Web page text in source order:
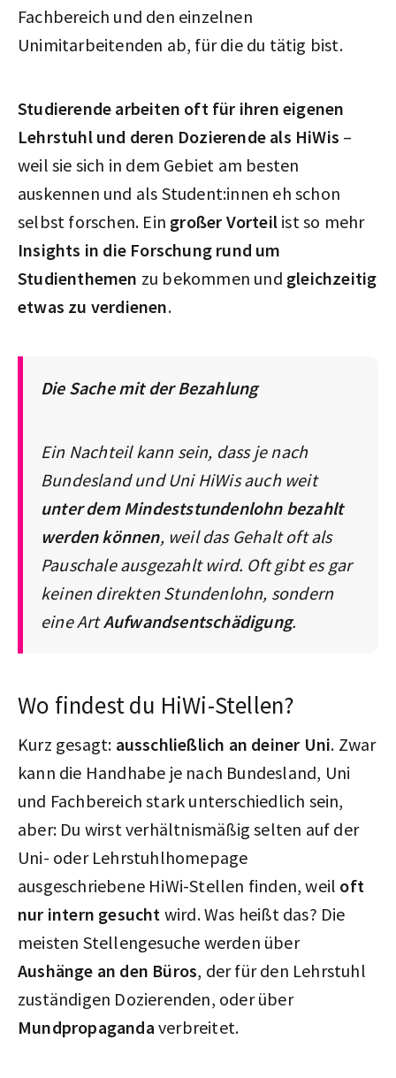
Fachbereich und den einzelnen
Unimitarbeitenden ab, für die du tätig bist.
Studierende arbeiten oft für ihren eigenen
Lehrstuhl und deren Dozierende als HiWis –
weil sie sich in dem Gebiet am besten
auskennen und als Student:innen eh schon
selbst forschen. Ein großer Vorteil ist so mehr
Insights in die Forschung rund um
Studienthemen zu bekommen und gleichzeitig
etwas zu verdienen.
Die Sache mit der Bezahlung
Ein Nachteil kann sein, dass je nach
Bundesland und Uni HiWis auch weit
unter dem Mindeststundenlohn bezahlt
werden können, weil das Gehalt oft als
Pauschale ausgezahlt wird. Oft gibt es gar
keinen direkten Stundenlohn, sondern
eine ArtAufwandsentschädigung.
Wo findest du HiWi-Stellen?
Kurz gesagt: ausschließlich an deiner Uni. Zwar
kann die Handhabe je nach Bundesland, Uni
und Fachbereich stark unterschiedlich sein,
aber: Du wirst verhältnismäßig selten auf der
Uni- oder Lehrstuhlhomepage
ausgeschriebene HiWi-Stellen finden, weil oft
nur intern gesucht wird. Was heißt das? Die
meisten Stellengesuche werden über
Aushänge an den Büros, der für den Lehrstuhl
zuständigen Dozierenden, oder über
Mundpropaganda verbreitet.